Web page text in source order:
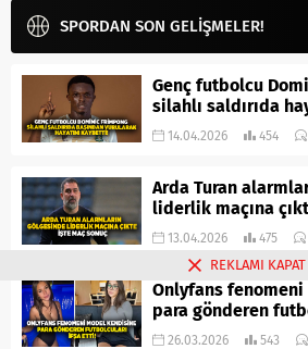
SPORDAN SON GELİŞMELER!
Genç futbolcu
silahlı saldırıda
14.04.2026 454
Arda Turan
liderlik maçına
13.04.2026 475
Onlyfans
para gönderen
26.03.2026 543
REKLAMI KAPAT